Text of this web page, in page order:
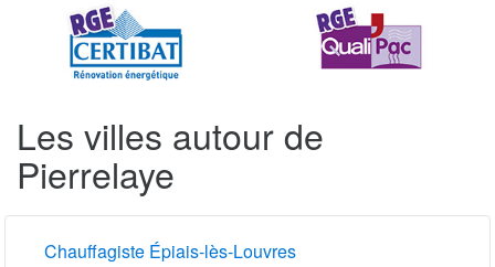
Les villes autour de
Pierrelaye
Chauffagiste Épiais-lès-Louvres